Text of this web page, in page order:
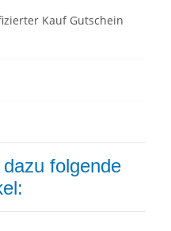
Kauf Gutschein
folgende